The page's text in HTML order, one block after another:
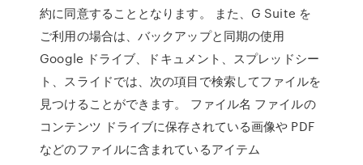
約に同意することとなります。 また、G Suite を
ご利用の場合は、バックアップと同期の使用
Google ドライブ、ドキュメント、スプレッドシー
ト、スライドでは、次の項目で検索してファイルを
見つけることができます。 ファイル名 ファイルの
コンテンツ ドライブに保存されている画像や PDF
などのファイルに含まれているアイテム